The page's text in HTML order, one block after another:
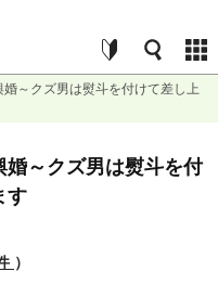
～クズ男は熨斗を付けて差し上
婚～クズ男は熨斗を付
す
）